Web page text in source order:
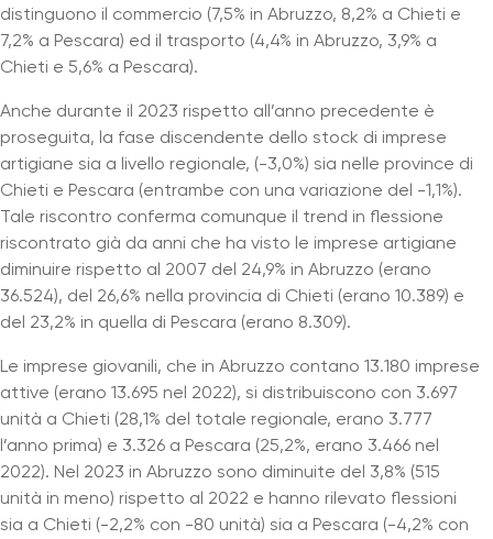
distinguono il commercio (7,5% in Abruzzo, 8,2% a Chieti e
7,2% a Pescara) ed il trasporto (4,4% in Abruzzo, 3,9% a
Chieti e 5,6% a Pescara).
Anche durante il 2023 rispetto all’anno precedente è
proseguita, la fase discendente dello stock di imprese
artigiane sia a livello regionale, (-3,0%) sia nelle province di
Chieti e Pescara (entrambe con una variazione del -1,1%).
Tale riscontro conferma comunque il trend in flessione
riscontrato già da anni che ha visto le imprese artigiane
diminuire rispetto al 2007 del 24,9% in Abruzzo (erano
36.524), del 26,6% nella provincia di Chieti (erano 10.389) e
del 23,2% in quella di Pescara (erano 8.309).
Le imprese giovanili, che in Abruzzo contano 13.180 imprese
attive (erano 13.695 nel 2022), si distribuiscono con 3.697
unità a Chieti (28,1% del totale regionale, erano 3.777
l’anno prima) e 3.326 a Pescara (25,2%, erano 3.466 nel
2022). Nel 2023 in Abruzzo sono diminuite del 3,8% (515
unità in meno) rispetto al 2022 e hanno rilevato flessioni
sia a Chieti (-2,2% con -80 unità) sia a Pescara (-4,2% con